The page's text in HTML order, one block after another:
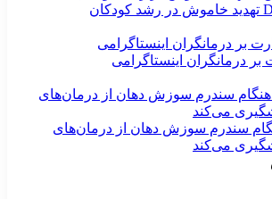
درمانگران اینستاگرامی
سندرم سوزش دهان از درمان‌های
می‌کند